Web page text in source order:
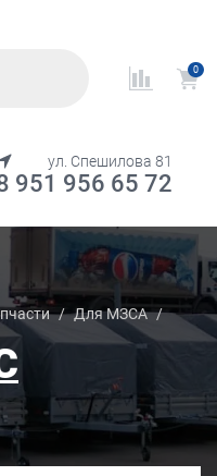
ул. Спешилова 81
951 956 65 72
0
/ Для МЗСА /